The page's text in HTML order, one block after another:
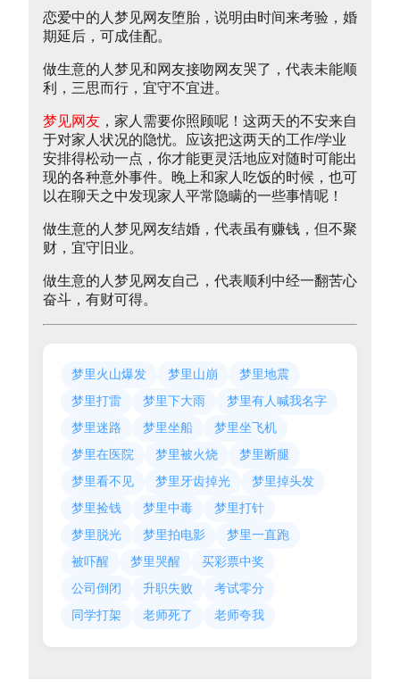
恋爱中的人梦见网友堕胎，说明由时间来考验，婚
期延后，可成佳配。
做生意的人梦见和网友接吻网友哭了，代表未能顺
利，三思而行，宜守不宜进。
梦见网友 ，家人需要你照顾呢！这两天的不安来自
于对家人状况的隐忧。应该把这两天的工作/学业
安排得松动一点，你才能更灵活地应对随时可能出
现的各种意外事件。晚上和家人吃饭的时候，也可
以在聊天之中发现家人平常隐瞒的一些事情呢！
做生意的人梦见网友结婚，代表虽有赚钱，但不聚
财，宜守旧业。
做生意的人梦见网友自己，代表顺利中经一翻苦心
奋斗，有财可得。
梦里火山爆发 梦里山崩
梦里地震
梦里打雷
梦里下大雨
梦里有人喊我名字
梦里迷路
梦里坐船
梦里坐飞机
梦里在医院
梦里被火烧
梦里断腿
梦里看不见
梦里牙齿掉光
梦里掉头发
梦里捡钱
梦里中毒
梦里打针
梦里脱光
梦里拍电影
梦里一直跑
被吓醒
梦里哭醒
买彩票中奖
公司倒闭
升职失败
考试零分
同学打架
老师死了 老师夸我